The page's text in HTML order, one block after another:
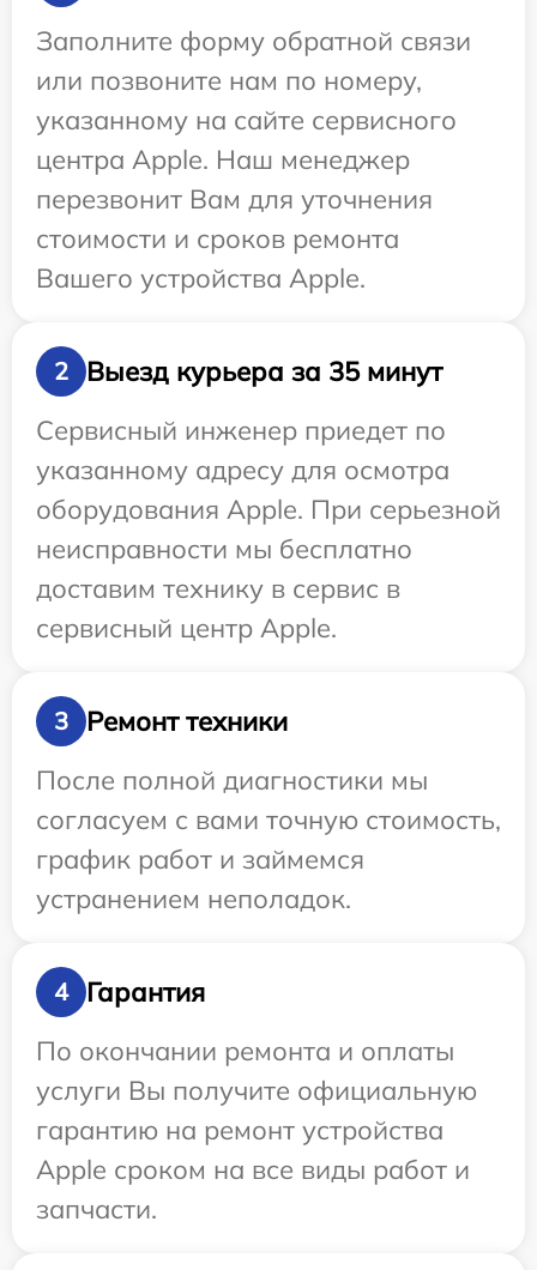
Заполните форму обратной связи
или позвоните нам по номеру,
указанному на сайте сервисного
центра Apple. Наш менеджер
перезвонит Вам для уточнения
стоимости и сроков ремонта
Вашего устройства Apple.
2
Выезд курьера за 35 минут
Сервисный инженер приедет по
указанному адресу для осмотра
оборудования Apple. При серьезной
неисправности мы бесплатно
доставим технику в сервис в
сервисный центр Apple.
3
Ремонт техники
После полной диагностики мы
согласуем с вами точную стоимость,
график работ и займемся
устранением неполадок.
4
Гарантия
По окончании ремонта и оплаты
услуги Вы получите официальную
гарантию на ремонт устройства
Apple сроком на все виды работ и
запчасти.